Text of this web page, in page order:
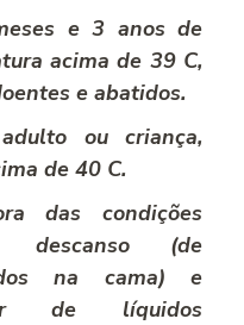
e 3 anos de
acima de 39 C,
e abatidos.
ou criança,
de 40 C.
das condições
descanso (de
na cama) e
de líquidos